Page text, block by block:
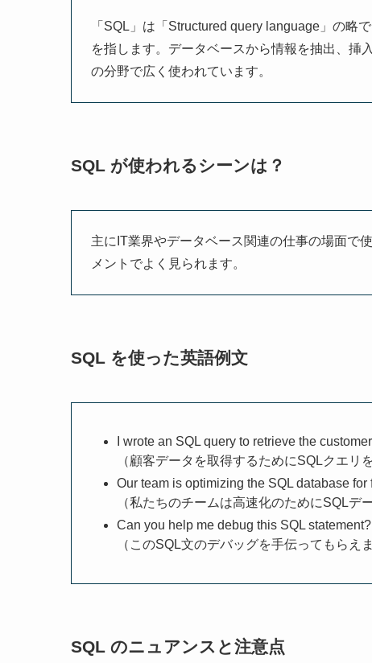
「SQL」は「Structured query language」の略
を指します。データベースから情報を抽出、挿
の分野で広く使われています。
SQL が使われるシーンは？
主にIT業界やデータベース関連の仕事の場面で
メントでよく見られます。
SQL を使った英語例文
I wrote an SQL query to retrieve the
（顧客データを取得するためにSQLクエリ
Our team is optimizing the SQL database for
（私たちのチームは高速化のためにSQLデ
Can you help me debug this SQL statement?
（このSQL文のデバッグを手伝ってもらえ
SQL のニュアンスと注意点